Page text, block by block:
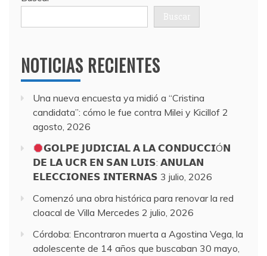
Buscar
NOTICIAS RECIENTES
Una nueva encuesta ya midió a “Cristina
candidata”: cómo le fue contra Milei y Kicillof 2
agosto, 2026
𝗚𝗢𝗟𝗣𝗘 𝗝𝗨𝗗𝗜𝗖𝗜𝗔𝗟 𝗔 𝗟𝗔 𝗖𝗢𝗡𝗗𝗨𝗖𝗖𝗜Ó𝗡
𝗗𝗘 𝗟𝗔 𝗨𝗖𝗥 𝗘𝗡 𝗦𝗔𝗡 𝗟𝗨𝗜𝗦: 𝗔𝗡𝗨𝗟𝗔𝗡
𝗘𝗟𝗘𝗖𝗖𝗜𝗢𝗡𝗘𝗦 𝗜𝗡𝗧𝗘𝗥𝗡𝗔𝗦 3 julio, 2026
Comenzó una obra histórica para renovar la red
cloacal de Villa Mercedes 2 julio, 2026
Córdoba: Encontraron muerta a Agostina Vega, la
adolescente de 14 años que buscaban 30 mayo,